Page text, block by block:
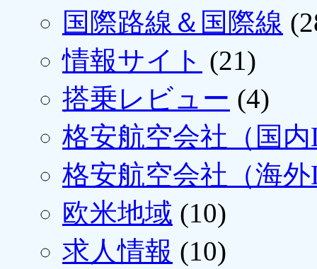
国際路線＆国際線
情報サイト (21)
搭乗レビュー (4)
格安航空会社（国
格安航空会社（海
欧米地域 (10)
求人情報 (10)